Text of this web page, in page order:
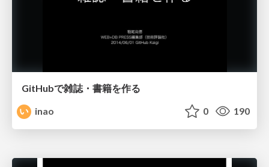
GitHubで雑誌・書籍を作る
inao
0 190